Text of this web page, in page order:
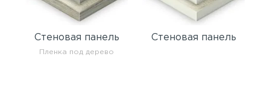
Стеновая панель
Пленка под дерево
Стеновая панель